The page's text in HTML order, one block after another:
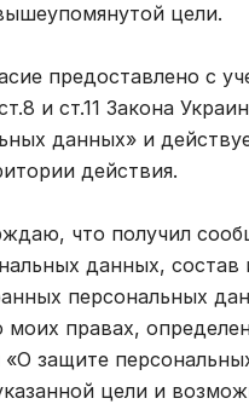
цели.
предоставлено с
и ст.11 Закона
данных» и
действия.
что получил
данных, состав
персональных
моих правах,
защите
цели и